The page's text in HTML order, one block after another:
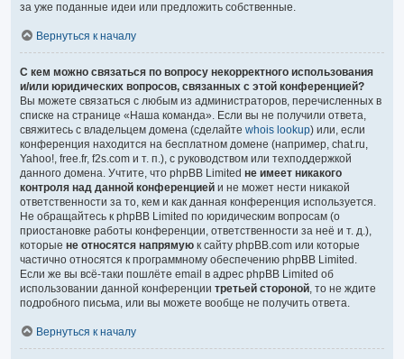
за уже поданные идеи или предложить собственные.
Вернуться к началу
С кем можно связаться по вопросу некорректного использования
и/или юридических вопросов, связанных с этой конференцией?
Вы можете связаться с любым из администраторов, перечисленных в
списке на странице «Наша команда». Если вы не получили ответа,
свяжитесь с владельцем домена (сделайте whois lookup) или, если
конференция находится на бесплатном домене (например, chat.ru,
Yahoo!, free.fr, f2s.com и т. п.), с руководством или техподдержкой
данного домена. Учтите, что phpBB Limited не имеет никакого
контроля над данной конференцией и не может нести никакой
ответственности за то, кем и как данная конференция используется.
Не обращайтесь к phpBB Limited по юридическим вопросам (о
приостановке работы конференции, ответственности за неё и т. д.),
которые не относятся напрямую к сайту phpBB.com или которые
частично относятся к программному обеспечению phpBB Limited.
Если же вы всё-таки пошлёте email в адрес phpBB Limited об
использовании данной конференции третьей стороной, то не ждите
подробного письма, или вы можете вообще не получить ответа.
Вернуться к началу